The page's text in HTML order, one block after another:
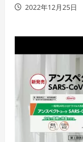
2022年12月25日